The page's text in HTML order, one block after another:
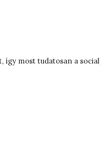
így most tudatosan a